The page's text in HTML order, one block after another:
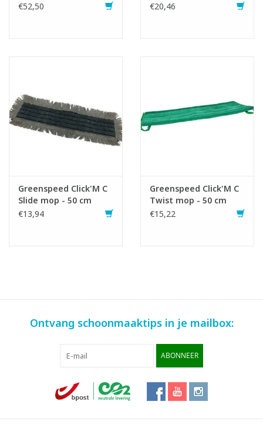
€52,50
€20,46
Greenspeed Click'M C
Slide mop - 50 cm
€13,94
Greenspeed Click'M C
Twist mop - 50 cm
€15,22
Ontvang schoonmaaktips in je mailbox:
ABONNEER